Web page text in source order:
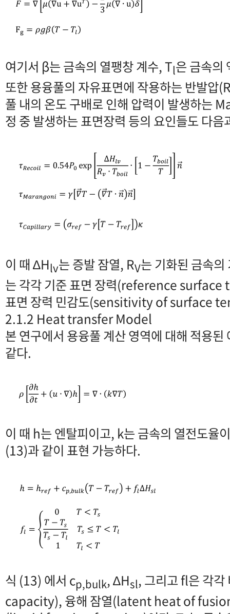
여기서 β는 금속의 열팽창 계수, Tl은 금속의
또한 용융풀의 자유표면에 작용하는 반발
풀 내의 온도 구배로 인해 압력이 발생하는
정 중 발생하는 표면장력 등의 요인들도 다
이 때 ∆Hlv는 증발 잠열, RV는 기화된 금속
는 각각 기준 표면 장력(reference surface
표면 장력 민감도(sensitivity of surface
2.1.2 Heat transfer Model
본 연구에서 용융풀 계산 영역에 대해 적용
같다.
이 때 h는 엔탈피이고, k는 금속의 열전도율
(13)과 같이 표현 가능하다.
식 (13) 에서 cp,bulk, ∆Hsl, 그리고 fl은 각
capacity), 융해 잠열(latent heat of